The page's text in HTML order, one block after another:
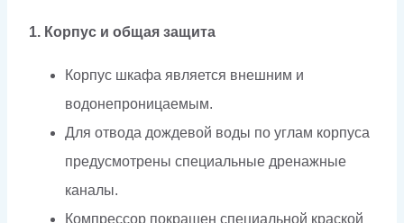
1. Корпус и общая защита
Корпус шкафа является внешним и
водонепроницаемым.
Для отвода дождевой воды по углам корпуса
предусмотрены специальные дренажные
каналы.
Компрессор покрашен специальной краской